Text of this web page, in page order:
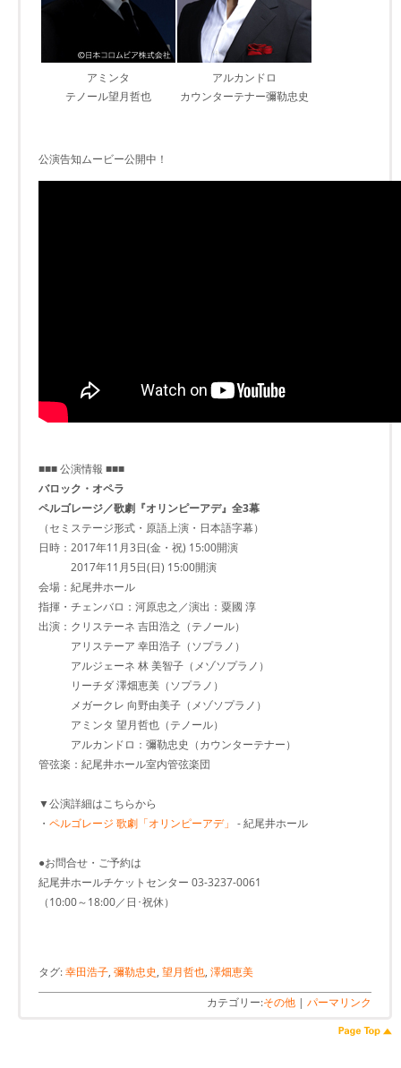
アミンタ
テノール望月哲也
アルカンドロ
カウンターテナー彌勒忠史
公演告知ムービー公開中！
■■■ 公演情報 ■■■
バロック・オペラ
ペルゴレージ／歌劇『オリンピーアデ』全3幕
（セミステージ形式・原語上演・日本語字幕）
日時：2017年11月3日(金・祝) 15:00開演
2017年11月5日(日) 15:00開演
会場：紀尾井ホール
指揮・チェンバロ：河原忠之／演出：粟國 淳
出演：クリステーネ 吉田浩之（テノール）
アリステーア 幸田浩子（ソプラノ）
アルジェーネ 林 美智子（メゾソプラノ）
リーチダ 澤畑恵美（ソプラノ）
メガークレ 向野由美子（メゾソプラノ）
アミンタ 望月哲也（テノール）
アルカンドロ：彌勒忠史（カウンターテナー）
管弦楽：紀尾井ホール室内管弦楽団
▼公演詳細はこちらから
・ ペルゴレージ 歌劇「オリンピーアデ」 - 紀尾井ホール
●お問合せ・ご予約は
紀尾井ホールチケットセンター 03-3237-0061
（10:00～18:00／日･祝休）
タグ:幸田浩子, 彌勒忠史, 望月哲也, 澤畑恵美
カテゴリー:その他 | パーマリンク